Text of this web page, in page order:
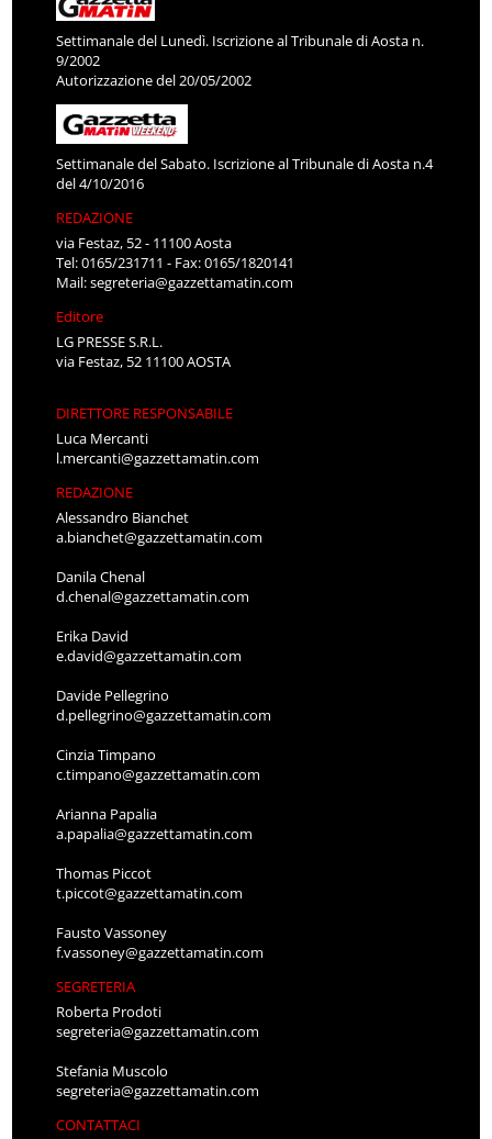
Settimanale del Lunedì. Iscrizione al Tribunale di Aosta n.
9/2002
Autorizzazione del 20/05/2002
Settimanale del Sabato. Iscrizione al Tribunale di Aosta n.4
del 4/10/2016
REDAZIONE
via Festaz, 52 - 11100 Aosta
Tel: 0165/231711 - Fax: 0165/1820141
Mail:segreteria@gazzettamatin.com
Editore
LG PRESSE S.R.L.
via Festaz, 52 11100 AOSTA
DIRETTORE RESPONSABILE
Luca Mercanti
l.mercanti@gazzettamatin.com
REDAZIONE
Alessandro Bianchet
a.bianchet@gazzettamatin.com
Danila Chenal
d.chenal@gazzettamatin.com
Erika David
e.david@gazzettamatin.com
Davide Pellegrino
d.pellegrino@gazzettamatin.com
Cinzia Timpano
c.timpano@gazzettamatin.com
Arianna Papalia
a.papalia@gazzettamatin.com
Thomas Piccot
t.piccot@gazzettamatin.com
Fausto Vassoney
f.vassoney@gazzettamatin.com
SEGRETERIA
Roberta Prodoti
segreteria@gazzettamatin.com
Stefania Muscolo
segreteria@gazzettamatin.com
CONTATTACI